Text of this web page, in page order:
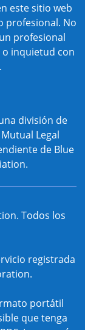
este sitio web
profesional. No
profesional
inquietud con
división de
Legal
de Blue
Todos los
registrada
portátil
que tenga